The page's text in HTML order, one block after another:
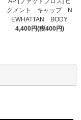
グメント キャップ N
EWHATTAN BODY
4,400円(税400円)